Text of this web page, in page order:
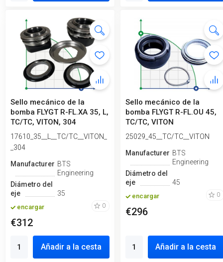
Sello mecánico de la
bomba FLYGT R-FL.XA 35, L,
TC/TC, VITON, 304
17610_35__L__TC/TC__VITON_
_304
ManufactureroBTS
Engineering
Diámetro del
eje
35
encargar 0
€312
Añadir a la cesta
Sello mecánico de la
bomba FLYGT R-FL.OU 45,
TC/TC, VITON
25029_45__TC/TC__VITON
ManufactureroBTS
Engineering
Diámetro del
eje
45
encargar 0
€296
Añadir a la cesta